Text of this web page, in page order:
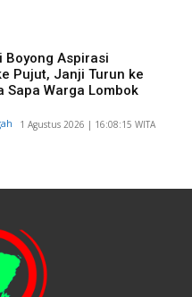
Boyong Aspirasi
Pujut, Janji Turun ke
Sapa Warga Lombok
​1 Agustus 2026 | 16:08:15 WITA